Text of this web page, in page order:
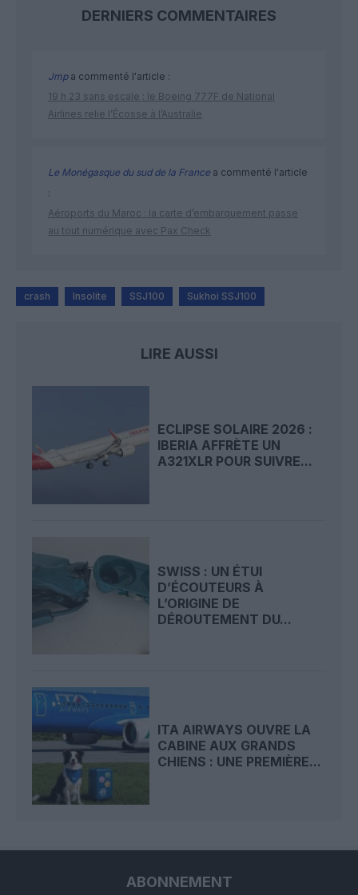
DERNIERS COMMENTAIRES
Jmpa commenté l'article :
19 h 23 sans escale : le Boeing 777F de National
Airlines relie l’Écosse à l’Australie
Le Monégasque du sud de la Francea commenté l'article
:
Aéroports du Maroc : la carte d’embarquement passe
au tout numérique avec Pax Check
crash Insolite SSJ100 Sukhoi SSJ100
LIRE AUSSI
ECLIPSE SOLAIRE 2026 :
IBERIA AFFRÈTE UN
A321XLR POUR SUIVRE...
SWISS : UN ÉTUI
D’ÉCOUTEURS À
L’ORIGINE DE
DÉROUTEMENT DU...
ITA AIRWAYS OUVRE LA
CABINE AUX GRANDS
CHIENS : UNE PREMIÈRE...
ABONNEMENT